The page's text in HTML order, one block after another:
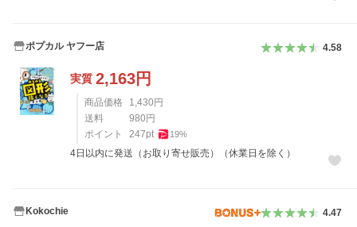
ポプカル ヤフー店 4.58
実質 2,163円
商品価格 1,430 円
送料
980 円
ポイント
247pt 19%
4日以内に発送（お取り寄せ販売）（休業日を除く）
Kokochie 4.47